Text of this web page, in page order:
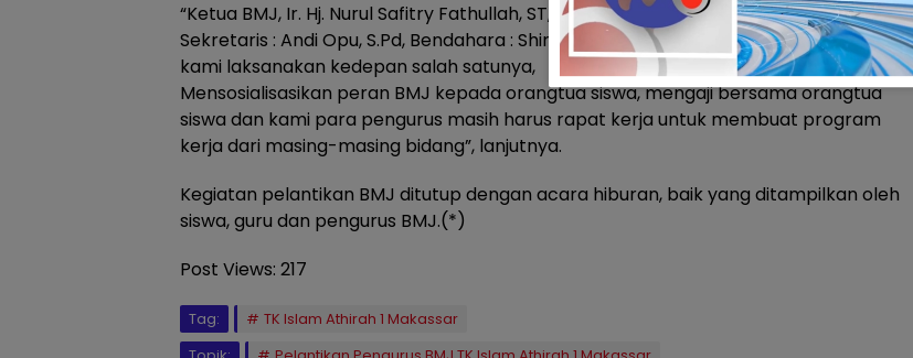
“Ketua BMJ, Ir. Hj. Nurul Safitry Fathullah, ST,. M.I.Kom, Wakil Ketua : Risna Aras,
Sekretaris : Andi Opu, S.Pd, Bendahara : Shinta, SH. Insya Allah program yang akan
kami laksanakan kedepan salah satunya,
Mensosialisasikan peran BMJ kepada orangtua siswa, mengaji bersama orangtua
siswa dan kami para pengurus masih harus rapat kerja untuk membuat program
kerja dari masing-masing bidang”, lanjutnya.
Kegiatan pelantikan BMJ ditutup dengan acara hiburan, baik yang ditampilkan oleh
siswa, guru dan pengurus BMJ.(*)
Post Views: 217
Tag:
TK Islam Athirah 1 Makassar